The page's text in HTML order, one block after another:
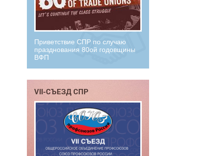
Приветствие СПР по случаю
празднования 80ой годовщины
ВФП
VII-СЪЕЗД СПР